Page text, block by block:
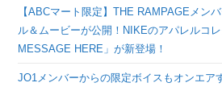
【ABCマート限定】THE RAMPAGEメン
ル＆ムービーが公開！NIKEのアパレルコ
MESSAGE HERE」が新登場！
JO1メンバーからの限定ボイスもオンエア